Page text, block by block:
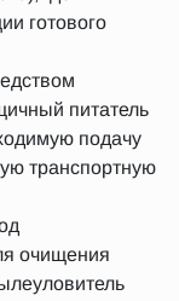
готового
питатель
подачу
транспортную
очищения